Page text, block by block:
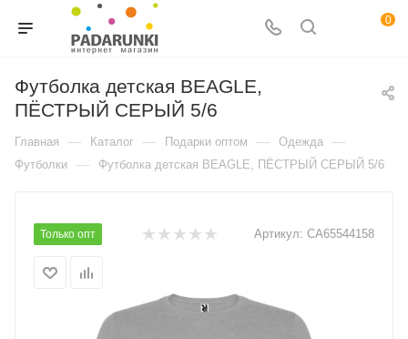
0
Футболка детская BEAGLE,
ПЁСТРЫЙ СЕРЫЙ 5/6
Главная — Каталог — Подарки оптом — Одежда —
Футболки — Футболка детская BEAGLE, ПЁСТРЫЙ СЕРЫЙ 5/6
Только опт Артикул: CA65544158